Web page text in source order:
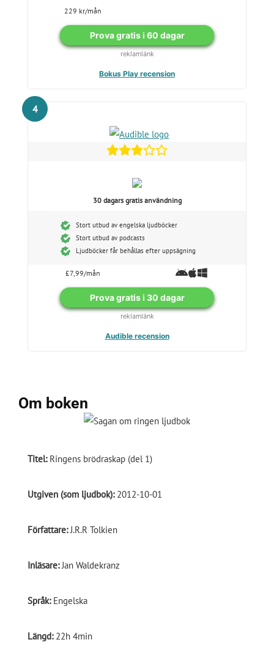
229 kr/mån
Prova gratis i 60 dagar
reklamlänk
Bokus Play recension
4
30 dagars gratis användning
Stort utbud av engelska ljudböcker
Stort utbud av podcasts
Ljudböcker får behållas efter uppsägning
£7,99/mån
Prova gratis i 30 dagar
reklamlänk
Audible recension
Om boken
Titel:Ringens brödraskap (del 1)
Utgiven (som ljudbok):2012-10-01
Författare:J.R.R Tolkien
Inläsare:Jan Waldekranz
Språk:Engelska
Längd:22h 4min